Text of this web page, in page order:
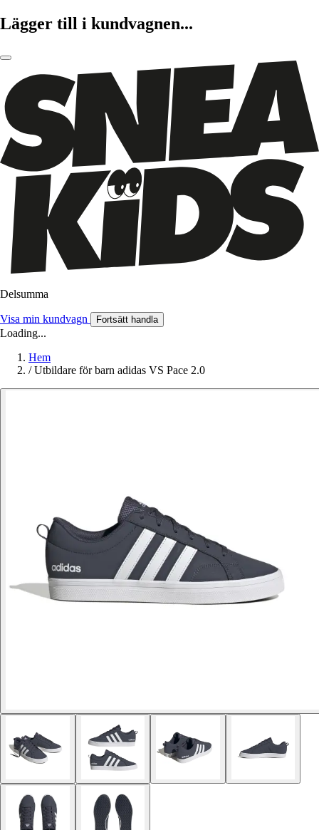
Lägger till i kundvagnen...
Delsumma
Visa min kundvagn Fortsätt handla
Loading...
Hem
/ Utbildare för barn adidas VS Pace 2.0